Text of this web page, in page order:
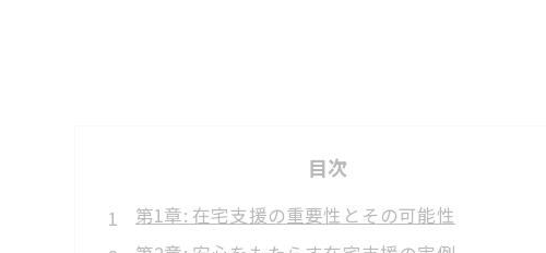
目次
第1章: 在宅支援の重要性とその可能性